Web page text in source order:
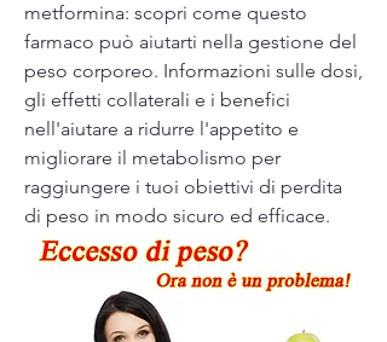
metformina: scopri come questo
farmaco può aiutarti nella gestione del
peso corporeo. Informazioni sulle dosi,
gli effetti collaterali e i benefici
nell'aiutare a ridurre l'appetito e
migliorare il metabolismo per
raggiungere i tuoi obiettivi di perdita
di peso in modo sicuro ed efficace.